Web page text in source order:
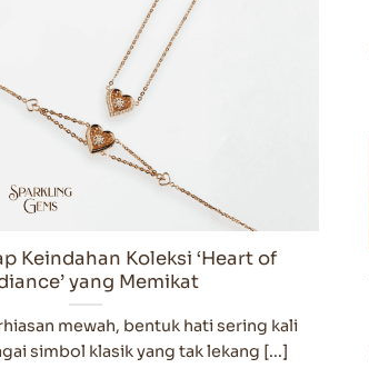
Keindahan Koleksi ‘Heart of
yang Memikat
mewah, bentuk hati sering kali
simbol klasik yang tak lekang [...]